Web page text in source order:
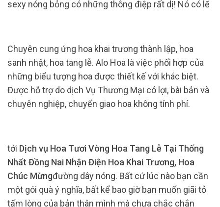
sexy nóng bỏng có những thông điệp rất dị! Nó có lẽ
Chuyên cung ứng hoa khai trương thành lập, hoa
sanh nhật, hoa tang lễ. Alo Hoa là việc phối hợp của
những biểu tượng hoa được thiết kế với khác biệt.
Được hỗ trợ do dịch Vụ Thương Mại có lợi, bài bản và
chuyên nghiệp, chuyển giao hoa không tính phí.
tới Dịch vụ Hoa Tươi Vòng Hoa Tang Lễ Tại Thống
Nhất Đồng Nai Nhận Điện Hoa Khai Trương, Hoa
Chúc Mừngđường dây nóng. Bất cứ lúc nào bạn cần
một gói quà ý nghĩa, bất kể bao giờ bạn muốn giãi tỏ
tấm lòng của bản thân mình mà chưa chắc chắn